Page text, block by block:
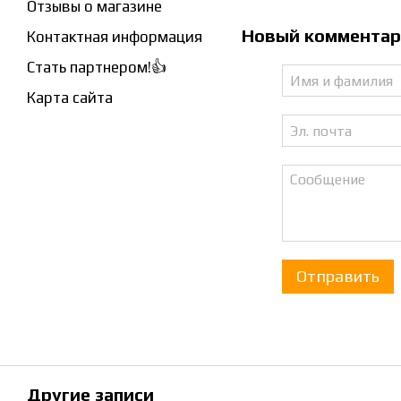
Новый
Отправить
Отзывы о магазине
Контактная информация
Стать партнером!👍
Карта сайта
Другие записи